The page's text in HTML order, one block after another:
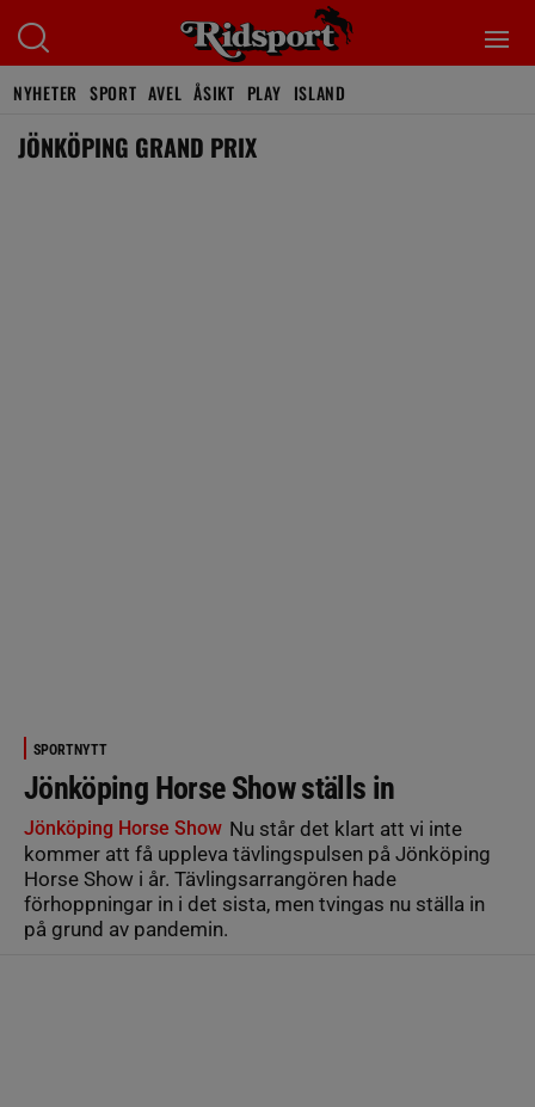
NYHETER SPORT AVEL ÅSIKT PLAY ISLAND
JÖNKÖPING GRAND PRIX
SPORTNYTT
Jönköping Horse Show ställs in
Jönköping Horse Show Nu står det klart att vi inte
kommer att få uppleva tävlingspulsen på Jönköping
Horse Show i år. Tävlingsarrangören hade
förhoppningar in i det sista, men tvingas nu ställa in
på grund av pandemin.